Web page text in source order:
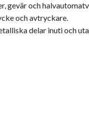
gevär och
och avtryckare.
delar inuti och